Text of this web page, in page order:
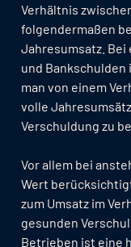
Verhältnis
folgendermaßen
Jahresumsatz. Bei
und Bankschulden
man von einem
volle
Verschuldung zu
Vor allem bei
Wert
zum Umsatz im
gesunden
Betrieben ist eine